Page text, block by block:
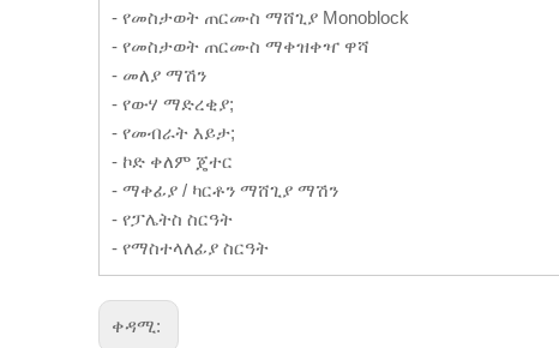
- የመስታወት ጠርሙስ ማሸጊያ Monoblock
- የመስታወት ጠርሙስ ማቀዝቀዣ ዋሻ
- መለያ ማሽን
- የውሃ ማድረቂያ;
- የመብራት እይታ;
- ኮድ ቀለም ጄተር
- ማቀፊያ / ካርቶን ማሸጊያ ማሽን
- የፓሌትስ ስርዓት
- የማስተላለፊያ ስርዓት
ቀዳሚ: